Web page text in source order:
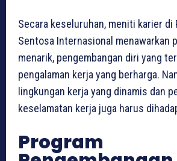
Secara keseluruhan, meniti karier di
Sentosa Internasional menawarkan
menarik, pengembangan diri yang
pengalaman kerja yang berharga.
lingkungan kerja yang dinamis dan
keselamatan kerja juga harus
Program